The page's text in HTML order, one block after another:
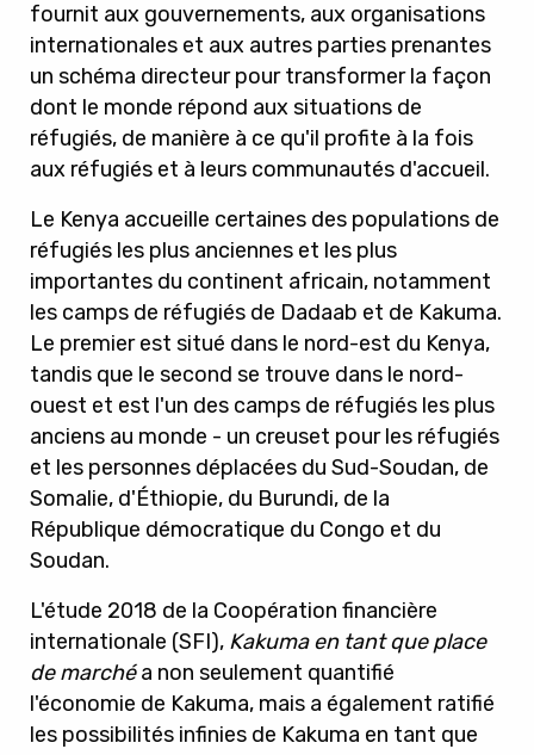
fournit aux gouvernements, aux organisations
internationales et aux autres parties prenantes
un schéma directeur pour transformer la façon
dont le monde répond aux situations de
réfugiés, de manière à ce qu'il profite à la fois
aux réfugiés et à leurs communautés d'accueil.
Le Kenya accueille certaines des populations de
réfugiés les plus anciennes et les plus
importantes du continent africain, notamment
les camps de réfugiés de Dadaab et de Kakuma.
Le premier est situé dans le nord-est du Kenya,
tandis que le second se trouve dans le nord-
ouest et est l'un des camps de réfugiés les plus
anciens au monde - un creuset pour les réfugiés
et les personnes déplacées du Sud-Soudan, de
Somalie, d'Éthiopie, du Burundi, de la
République démocratique du Congo et du
Soudan.
L'étude 2018 de la Coopération financière
internationale (SFI), Kakuma en tant que place
de marchéa non seulement quantifié
l'économie de Kakuma, mais a également ratifié
les possibilités infinies de Kakuma en tant que